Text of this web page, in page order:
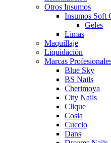
Otros Insumos
Insumos Soft
Geles
Limas
Maquillaje
Liquidación
Marcas
Blue Sky
BS Nails
Cherimoya
City Nails
Clique
Cosia
Cuccio
Dans